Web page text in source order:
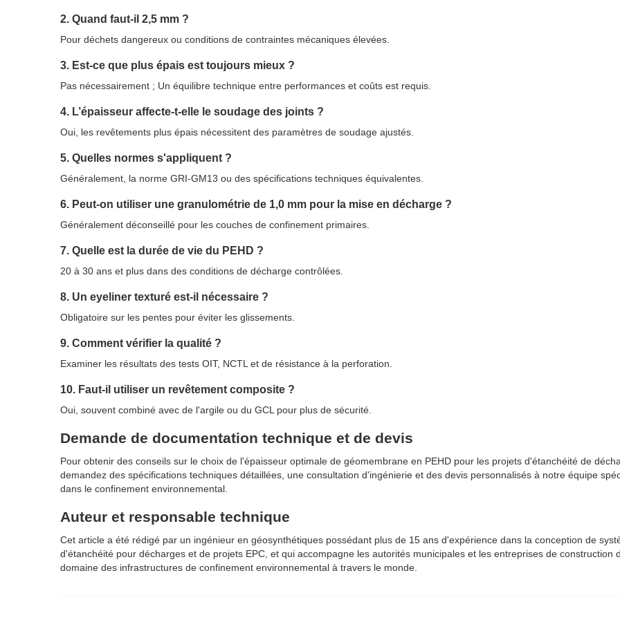
2. Quand faut-il 2,5 mm ?
Pour déchets dangereux ou conditions de contraintes mécaniques élevées.
3. Est-ce que plus épais est toujours mieux ?
Pas nécessairement ; Un équilibre technique entre performances et coûts est requis.
4. L’épaisseur affecte-t-elle le soudage des joints ?
Oui, les revêtements plus épais nécessitent des paramètres de soudage ajustés.
5. Quelles normes s'appliquent ?
Généralement, la norme GRI-GM13 ou des spécifications techniques équivalentes.
6. Peut-on utiliser une granulométrie de 1,0 mm pour la mise en décharge ?
Généralement déconseillé pour les couches de confinement primaires.
7. Quelle est la durée de vie du PEHD ?
20 à 30 ans et plus dans des conditions de décharge contrôlées.
8. Un eyeliner texturé est-il nécessaire ?
Obligatoire sur les pentes pour éviter les glissements.
9. Comment vérifier la qualité ?
Examiner les résultats des tests OIT, NCTL et de résistance à la perforation.
10. Faut-il utiliser un revêtement composite ?
Oui, souvent combiné avec de l'argile ou du GCL pour plus de sécurité.
Demande de documentation technique et de devis
Pour obtenir des conseils sur le choix de l'épaisseur optimale de géomembrane en PEHD pour les projets d'étanchéité de
demandez des spécifications techniques détaillées, une consultation d'ingénierie et des devis personnalisés à notre équipe
dans le confinement environnemental.
Auteur et responsable technique
Cet article a été rédigé par un ingénieur en géosynthétiques possédant plus de 15 ans d'expérience dans la conception de
d'étanchéité pour décharges et de projets EPC, et qui accompagne les autorités municipales et les entreprises de construction
domaine des infrastructures de confinement environnemental à travers le monde.